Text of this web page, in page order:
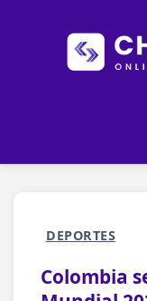
DEPORTES
Colombia